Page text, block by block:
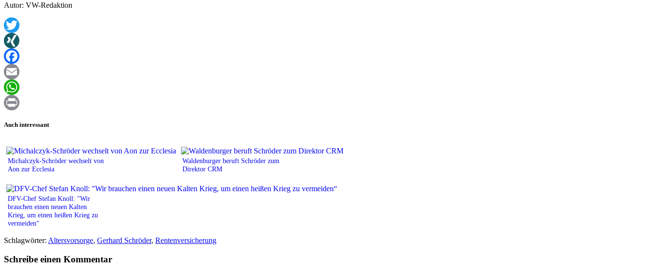
Autor: VW-Redaktion
Twitter
XING
Facebook
Email
WhatsApp
Auch interessant
Michalczyk-Schröder wechselt von
Aon zur Ecclesia
Waldenburger beruft Schröder zum
Direktor CRM
DFV-Chef Stefan Knoll: "Wir
brauchen einen neuen Kalten
Krieg, um einen heißen Krieg zu
vermeiden“
Schlagwörter: Altersvorsorge, Gerhard Schröder, Rentenversicherung
Schreibe einen Kommentar